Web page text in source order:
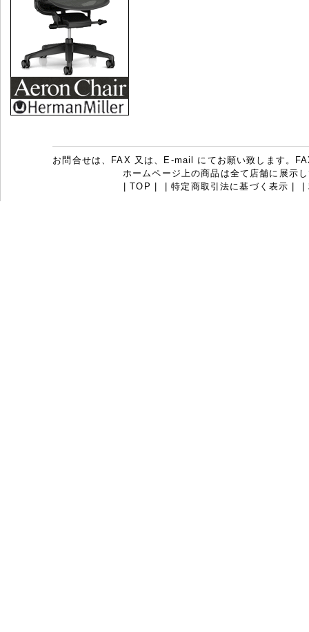
お問合せは、FAX 又は、E-mail にてお願い致します。
ホームページ上の商品は全て店舗に展示
|TOP |特定商取引法に基づく表示 |